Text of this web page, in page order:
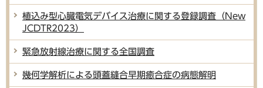
植込み型心臓電気デバイス治療に関する登録調査（New
JCDTR2023）
緊急放射線治療に関する全国調査
幾何学解析による頭蓋縫合早期癒合症の病態解明